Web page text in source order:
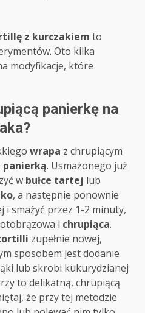
z kurczakiem to
Oto kilka
modyfikacje, które
panierkę na
wrapa z chrupiącym
panierką. Usmażonego już
w bułce tartej lub
, a następnie ponownie
i smażyć przez 1-2 minuty,
i chrupiąca.
zupełnie nowej,
sposobem jest dodanie
lub skrobi kukurydzianej
to delikatną, chrupiącą
że przy tej metodzie